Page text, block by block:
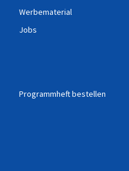
Werbematerial
Jobs
Programmheft bestellen